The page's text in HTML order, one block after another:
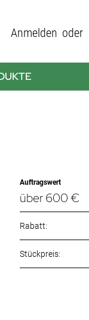
Direkt
Inhalt
Anmelden
Auftragswert
über 600 €
Rabatt: